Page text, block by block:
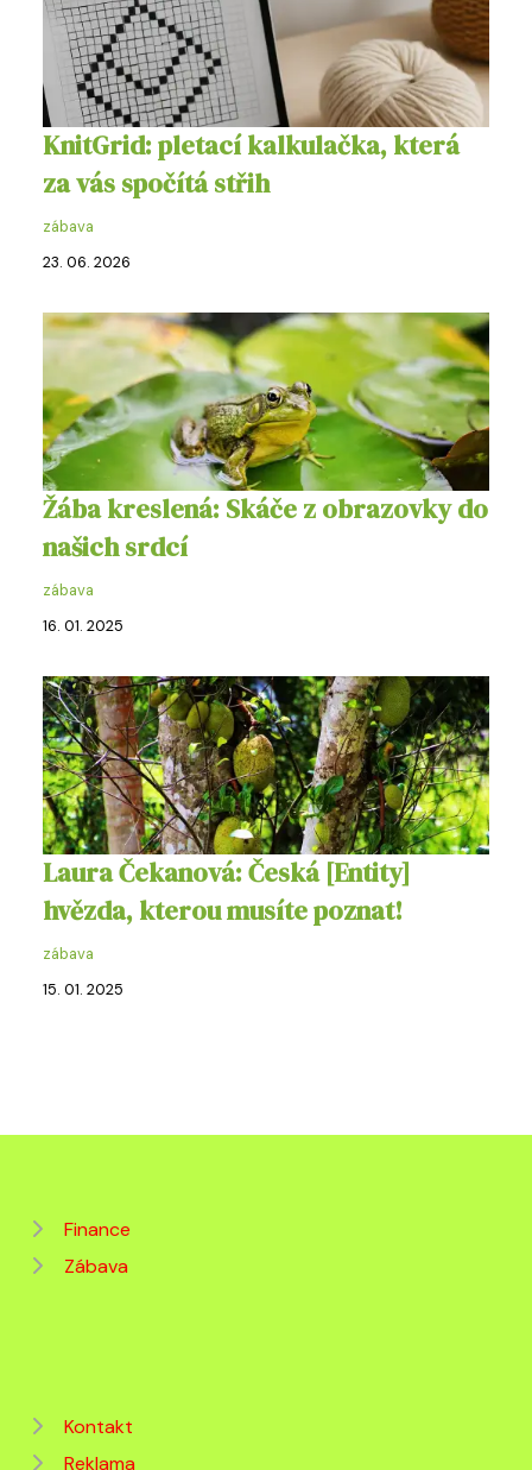
KnitGrid: pletací kalkulačka, která
za vás spočítá střih
zábava
23. 06. 2026
Žába kreslená: Skáče z obrazovky do
našich srdcí
zábava
16. 01. 2025
Laura Čekanová: Česká [Entity]
hvězda, kterou musíte poznat!
zábava
15. 01. 2025
Finance
Zábava
Kontakt
Reklama